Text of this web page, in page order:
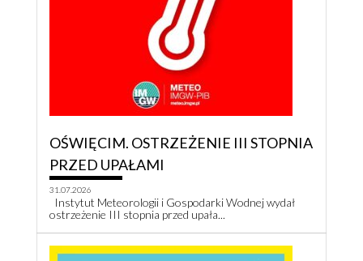
OŚWIĘCIM. OSTRZEŻENIE III STOPNIA
PRZED UPAŁAMI
31.07.2026
Instytut Meteorologii i Gospodarki Wodnej wydał
ostrzeżenie III stopnia przed upała...